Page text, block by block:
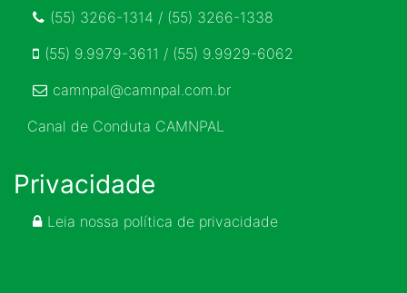
(55) 3266-1314 / (55) 3266-1338
(55) 9.9979-3611 / (55) 9.9929-6062
camnpal@camnpal.com.br
Canal de Conduta CAMNPAL
Privacidade
Leia nossa política de privacidade